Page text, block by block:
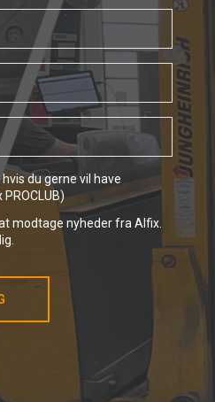
du gerne vil have
modtage nyheder fra Alfix.